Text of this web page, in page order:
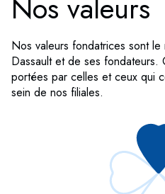
Nos valeurs
Nos valeurs fondatrices sont
Dassault et de ses fondateurs.
portées par celles et ceux qui
sein de nos filiales.